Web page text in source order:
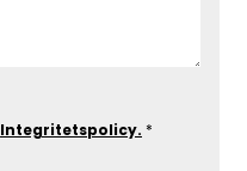
Integritetspolicy.